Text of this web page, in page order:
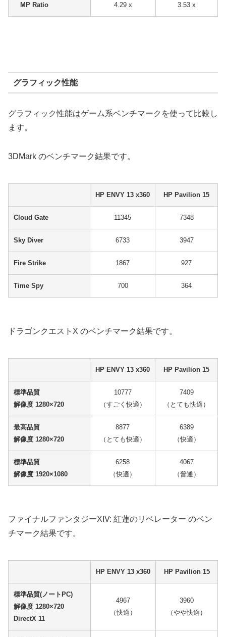
MP Ratio 4.29 x 3.53 x
グラフィック性能
グラフィック性能はゲーム系ベンチマークを使って比較し
ます。
3DMark のベンチマーク結果です。
HP ENVY 13 x360 HP Pavilion 15
Cloud Gate 11345 7348
Sky Diver 6733 3947
Fire Strike 1867 927
Time Spy 700 364
ドラゴンクエストX のベンチマーク結果です。
HP ENVY 13 x360 HP Pavilion 15
標準品質
解像度 1280×720
10777
（すごく快適）
7409
（とても快適）
最高品質
解像度 1280×720
8877
（とても快適）
6389
（快適）
標準品質
解像度 1920×1080
6258
（快適）
4067
（普通）
ファイナルファンタジーXIV: 紅蓮のリベレーター のベン
チマーク結果です。
HP ENVY 13 x360 HP Pavilion 15
標準品質(ノートPC)
解像度 1280×720
DirectX 11
4967
（快適）
3960
（やや快適）